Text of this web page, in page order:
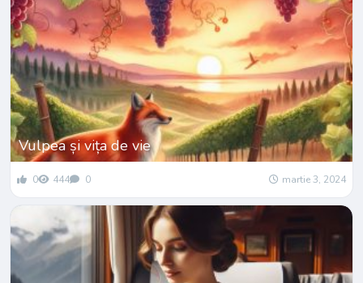
Vulpea și vița de vie
0 444 0 martie 3, 2024